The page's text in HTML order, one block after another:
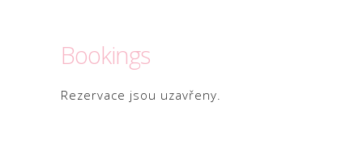
Bookings
Rezervace jsou uzavřeny.